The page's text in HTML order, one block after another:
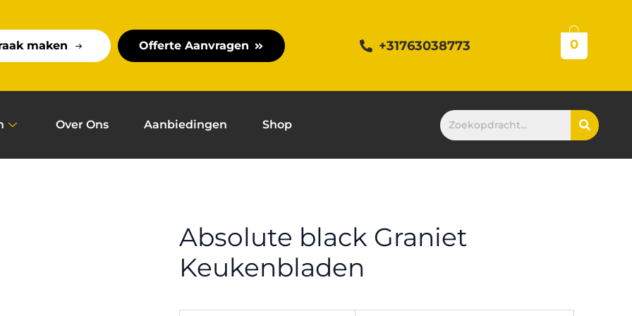
maken Offerte Aanvragen +31763038773 0
Over Ons Aanbiedingen Shop
Absolute black Graniet
Keukenbladen